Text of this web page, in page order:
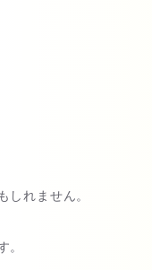
しれません。
。